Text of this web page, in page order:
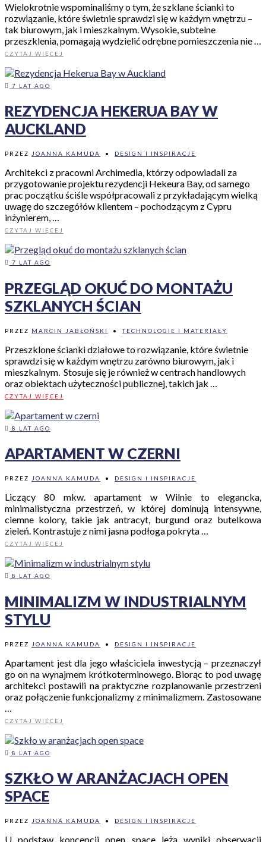
Wielokrotnie wspominaliśmy o tym, że szklane ścianki to
rozwiązanie, które świetnie sprawdzi się w każdym wnętrzu –
tak biurowym, jak i mieszkalnym. Wysokie, subtelne
przeszklenia, pomagają wydzielić odrębne pomieszczenia nie …
CZYTAJ WIĘCEJ
7 LAT AGO
REZYDENCJA HEKERUA BAY W
AUCKLAND
PRZEZ JOANNA KAMUDA • DESIGN I INSPIRACJE
Architekci z pracowni Archimedia, którzy odpowiadali za
przygotowanie projektu rezydencji Hekeura Bay, od samego
prac początku ściśle współpracowali z przykładającym wielką
uwagę do szczegółów klientem – pochodzącym z Cypru
inżynierem, …
CZYTAJ WIĘCEJ
7 LAT AGO
PRZEGLĄD OKUĆ DO MONTAŻU
SZKLANYCH ŚCIAN
PRZEZ MARCIN JABŁOŃSKI • TECHNOLOGIE I MATERIAŁY
Przeszklone ścianki działowe to rozwiązanie, które świetnie
sprawdzi się w każdym wnętrzu zarówno biurowym, jak i
mieszkalnym. Stosuje się je również w centrach handlowych
oraz obiektach użyteczności publicznej, takich jak …
CZYTAJ WIĘCEJ
8 LAT AGO
APARTAMENT W CZERNI
PRZEZ JOANNA KAMUDA • DESIGN I INSPIRACJE
Liczący 80 mkw. apartament w Wilnie to elegancka,
minimalistyczna przestrzeń, w której dominują intensywne,
ciemne kolory, takie jak antracyt, burgund oraz butelkowa
zieleń. Kontrastuje z nimi jasna podłoga pokryta …
CZYTAJ WIĘCEJ
8 LAT AGO
MINIMALIZM W INDUSTRIALNYM
STYLU
PRZEZ JOANNA KAMUDA • DESIGN I INSPIRACJE
Apartament jest dla jego właściciela inwestycją – przeznaczył
go on na wynajmem krótkoterminowego. Biorąc to pod uwagę
architekci postawili na praktyczne rozplanowanie przestrzeni
oraz połączenie funkcjonalizmy z minimalizmem. Zastosowane
CZYTAJ WIĘCEJ
8 LAT AGO
SZKŁO W ARANŻACJACH OPEN
SPACE
PRZEZ JOANNA KAMUDA • DESIGN I INSPIRACJE
U podstaw koncepcji open space leżą wyniki obserwacji